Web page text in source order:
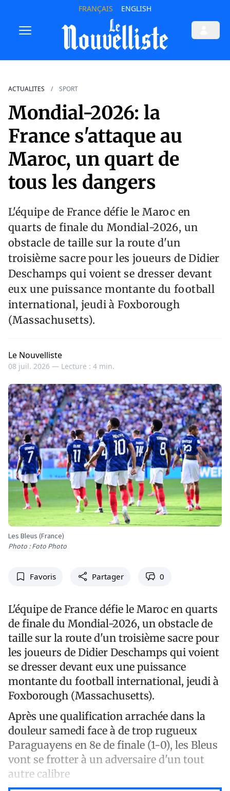
FRANÇAIS ENGLISH
ACTUALITES SPORT
Mondial-2026: la
France s'attaque au
Maroc, un quart de
tous les dangers
L'équipe de France défie le Maroc en
quarts de finale du Mondial-2026, un
obstacle de taille sur la route d'un
troisième sacre pour les joueurs de Didier
Deschamps qui voient se dresser devant
eux une puissance montante du football
international, jeudi à Foxborough
(Massachusetts).
Le Nouvelliste
08 juil. 2026 — Lecture : 4 min.
Les Bleus (France)
Photo : Foto Photo
Favoris Partager 0
L'équipe de France défie le Maroc en quarts
de finale du Mondial-2026, un obstacle de
taille sur la route d'un troisième sacre pour
les joueurs de Didier Deschamps qui voient
se dresser devant eux une puissance
montante du football international, jeudi à
Foxborough (Massachusetts).
Après une qualification arrachée dans la
douleur samedi face à de trop rugueux
Paraguayens en 8e de finale (1-0), les Bleus
vont se frotter à un adversaire d'un tout
autre calibre